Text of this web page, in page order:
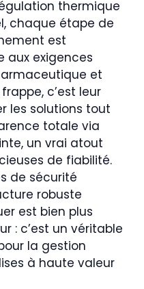
thermique
chaque étape de
est
aux exigences
et
c’est leur
les solutions tout
totale via
un vrai atout
de fiabilité.
de sécurité
robuste
est bien plus
: c’est un véritable
la gestion
à haute valeur